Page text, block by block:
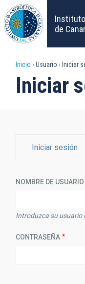
Pasar
al
contenido
principal
de
enlaces
ayuda
a
la
Inicio Usuario Iniciar
Iniciar
PRINCIPALES
Iniciar sesión
NOMBRE DE USUARIO
Introduzca su usuario
CONTRASEÑA